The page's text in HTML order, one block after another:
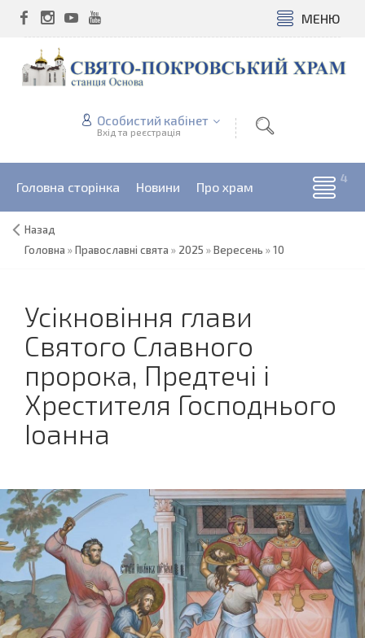
МЕНЮ
Особистий кабінет
Вхід та реєстрація
Головна сторінка Новини Про храм
Назад
Головна »Православні свята » 2025 »Вересень »10
Усікновіння глави
Святого Славного
пророка, Предтечі і
Хрестителя Господнього
Іоанна